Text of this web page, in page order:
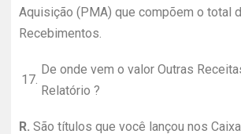
Aquisição (PMA) que compõem o total
Recebimentos.
17.
De onde vem o valor Outras
Relatório ?
R. São títulos que você lançou nos